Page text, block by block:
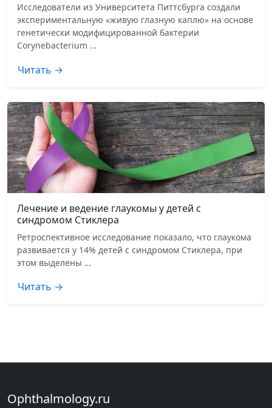
Исследователи из Университета Питтсбурга создали
экспериментальную «живую глазную каплю» на основе
генетически модифицированной бактерии
Corynebacterium …
Читать →
Лечение и ведение глаукомы у детей с
синдромом Стиклера
Ретроспективное исследование показало, что глаукома
развивается у 14% детей с синдромом Стиклера, при
этом выделены …
Читать →
Ophthalmology.ru